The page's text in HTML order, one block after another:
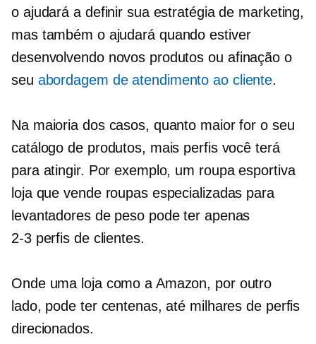
o ajudará a definir sua estratégia de marketing,
mas também o ajudará quando estiver
desenvolvendo novos produtos ou afinação o
seu abordagem de atendimento ao cliente.
Na maioria dos casos, quanto maior for o seu
catálogo de produtos, mais perfis você terá
para atingir. Por exemplo, um roupa esportiva
loja que vende roupas especializadas para
levantadores de peso pode ter apenas
2-3perfis de clientes.
Onde uma loja como a Amazon, por outro
lado, pode ter centenas, até milhares de perfis
direcionados.